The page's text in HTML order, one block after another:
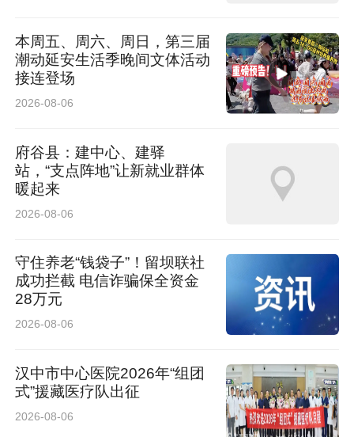
本周五、周六、周日，第三届
潮动延安生活季晚间文体活动
接连登场
2026-08-06
府谷县：建中心、建驿
站，“支点阵地”让新就业群体
暖起来
2026-08-06
守住养老“钱袋子”！留坝联社
成功拦截 电信诈骗保全资金
28万元
2026-08-06
汉中市中心医院2026年“组团
式”援藏医疗队出征
2026-08-06